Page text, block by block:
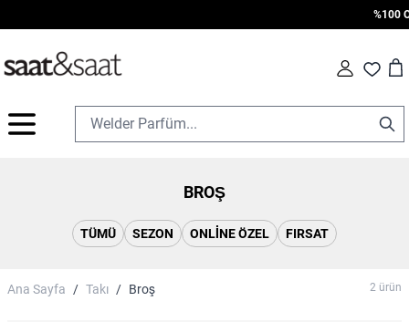
%100
Fav Cart
BROŞ
TÜMÜ SEZON ONLINE ÖZEL FIRSAT
Ana Sayfa / Takı / Broş 2 ürün